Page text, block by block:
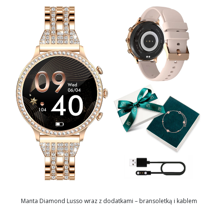
Manta Diamond Lusso wraz z dodatkami – bransoletką i kablem